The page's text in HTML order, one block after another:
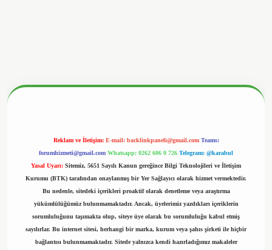
Reklam ve İletişim: E-mail: backlinkpaneli@gmail.com Teams:
forumhizmeti@gmail.com Whatsapp: 0262 606 0 726 Telegram: @karabul
Yasal Uyarı: Sitemiz, 5651 Sayılı Kanun gereğince Bilgi Teknolojileri ve İletişim
Kurumu (BTK) tarafından onaylanmış bir Yer Sağlayıcı olarak hizmet vermektedir.
Bu nedenle, sitedeki içerikleri proaktif olarak denetleme veya araştırma
yükümlülüğümüz bulunmamaktadır. Ancak, üyelerimiz yazdıkları içeriklerin
sorumluluğunu taşımakta olup, siteye üye olarak bu sorumluluğu kabul etmiş
sayılırlar. Bu internet sitesi, herhangi bir marka, kurum veya şahıs şirketi ile hiçbir
bağlantısı bulunmamaktadır. Sitede yalnızca kendi hazırladığımız makaleler